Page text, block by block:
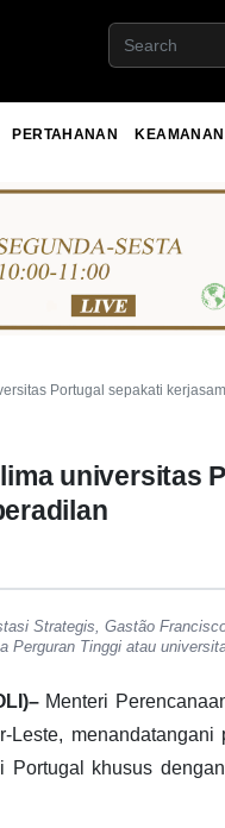
PERTAHANAN KEAMANAN
Portugal sepakati
universitas
Strategis, Gastão
Perguran Tinggi atau
Menteri
Leste,
Portugal khusus